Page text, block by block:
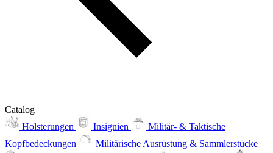
Catalog
Holsterungen
Insignien
Militär- & Taktische
Kopfbedeckungen
Militärische Ausrüstung & Sammlerstücke